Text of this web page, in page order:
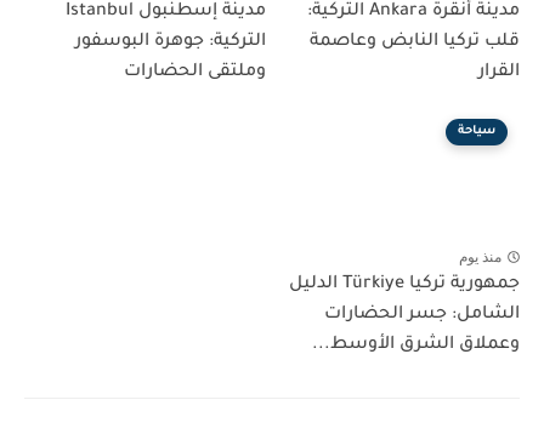
مدينة أنقرة Ankara التركية:
قلب تركيا النابض وعاصمة
القرار
مدينة إسطنبول Istanbul
التركية: جوهرة البوسفور
وملتقى الحضارات
سياحة
منذ يوم
جمهورية تركيا Türkiye الدليل
الشامل: جسر الحضارات
وعملاق الشرق الأوسط...